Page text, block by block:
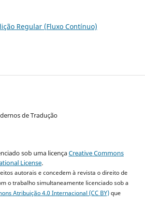
Regular (Fluxo Contínuo)
de Tradução
sob uma licençaCreative Commons
License.
autorais e concedem à revista o direito de
o trabalho simultaneamente licenciado sob a
Atribuição 4.0 Internacional (CC BY)que